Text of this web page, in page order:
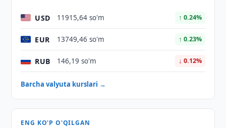
USD 11915,64 so'm ↑ 0.24%
EUR 13749,46 so'm ↑ 0.23%
RUB 146,19 so'm ↓ 0.12%
Barcha valyuta kurslari →
ENG KO'P O'QILGAN